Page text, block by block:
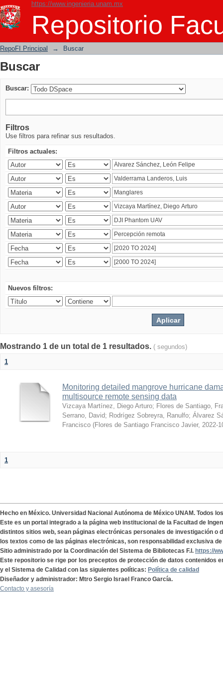
https://www.ingenieria.unam.mx
Repositorio
Buscar
RepoFI Principal → Buscar
Buscar
Buscar:
Filtros
Use filtros para refinar sus resultados.
Filtros actuales:
Nuevos filtros:
Mostrando 1 de un total de 1 resultados. ( segundos)
1
Monitoring detailed mangrove hurricane
multisource remote sensing data
Vizcaya Martínez, Diego Arturo; Flores de Santiago,
Serrano, David; Rodrígez Sobreyra, Ranulfo; Álvarez
Francisco (Flores de Santiago Francisco Javier, 2022-
1
Hecho en México. Universidad Nacional Autónoma de México UNAM. Todos
Este es un portal integrado a la página web institucional de la Facultad de
distintos sitios web, sean páginas electrónicas personales de investigación o
los textos como de las páginas electrónicas, son responsabilidad exclusiva
Sitio administrado por la Coordinación del Sistema de Bibliotecas F.I. https://
Este repositorio se rige por los preceptos de protección de datos contenidos
y el Sistema de Calidad con las siguientes políticas: Política de calidad
Diseñador y administrador: Mtro Sergio Israel Franco García.
Contacto y asesoría